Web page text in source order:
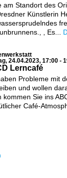
am Standort des
Künstlerin
, Es...
24.04.2023, 17:00 -
Lerncafé
Probleme mit
und wollen
kommen Sie ins
Café-